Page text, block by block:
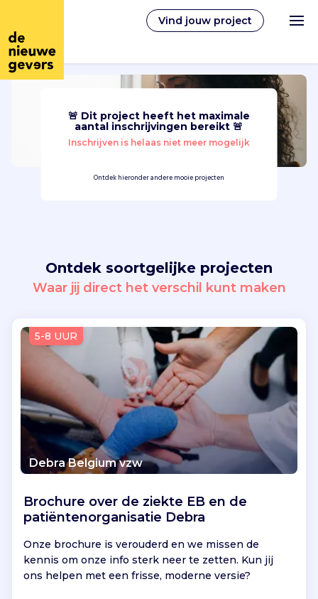
Vind jouw project
Nederlands
Vind jouw project
Inloggen
🚨 Dit project heeft het maximale
aantal inschrijvingen bereikt 🚨
Inschrijven is helaas niet meer mogelijk
Ontdek hieronder andere mooie projecten
Ontdek soortgelijke projecten
Waar jij direct het verschil kunt maken
5-8 UUR
Debra Belgium vzw
Brochure over de ziekte EB en de
patiëntenorganisatie Debra
Onze brochure is verouderd en we missen de
kennis om onze info sterk neer te zetten. Kun jij
ons helpen met een frisse, moderne versie?